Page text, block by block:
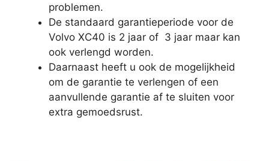
problemen.
De standaard garantieperiode voor de
Volvo XC40 is 2 jaar of 3 jaar maar kan
ook verlengd worden.
Daarnaast heeft u ook de mogelijkheid
om de garantie te verlengen of een
aanvullende garantie af te sluiten voor
extra gemoedsrust.